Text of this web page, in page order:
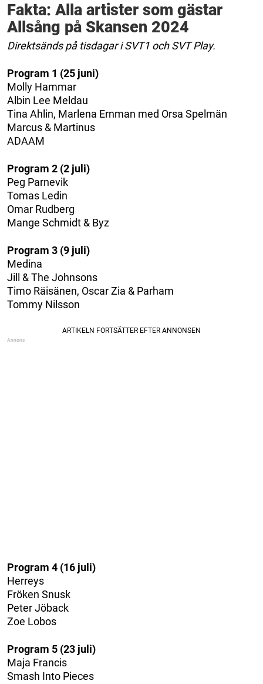
Fakta: Alla artister som gästar
Allsång på Skansen 2024
Direktsänds på tisdagar i SVT1 och SVT Play.
Program 1 (25 juni)
Molly Hammar
Albin Lee Meldau
Tina Ahlin, Marlena Ernman med Orsa Spelmän
Marcus & Martinus
ADAAM
Program 2 (2 juli)
Peg Parnevik
Tomas Ledin
Omar Rudberg
Mange Schmidt & Byz
Program 3 (9 juli)
Medina
Jill & The Johnsons
Timo Räisänen, Oscar Zia & Parham
Tommy Nilsson
Program 4 (16 juli)
Herreys
Fröken Snusk
Peter Jöback
Zoe Lobos
Program 5 (23 juli)
Maja Francis
Smash Into Pieces